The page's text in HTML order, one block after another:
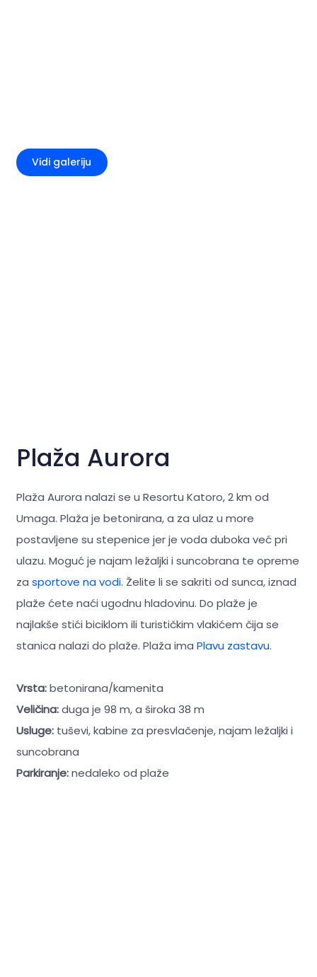
Vidi galeriju
Plaža Aurora
Plaža Aurora nalazi se u Resortu Katoro, 2 km od
Umaga. Plaža je betonirana, a za ulaz u more
postavljene su stepenice jer je voda duboka već pri
ulazu. Moguć je najam ležaljki i suncobrana te opreme
za sportove na vodi. Želite li se sakriti od sunca, iznad
plaže ćete naći ugodnu hladovinu. Do plaže je
najlakše stići biciklom ili turističkim vlakićem čija se
stanica nalazi do plaže. Plaža ima Plavu zastavu.
Vrsta:betonirana/kamenita
Veličina:duga je 98 m, a široka 38 m
Usluge: tuševi, kabine za presvlačenje, najam ležaljki i
suncobrana
Parkiranje:nedaleko od plaže